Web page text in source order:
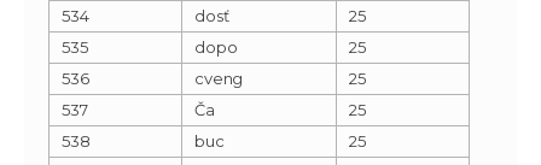
534
dosť
25
535
dopo
25
536
cveng
25
537
Ča
25
538
buc
25